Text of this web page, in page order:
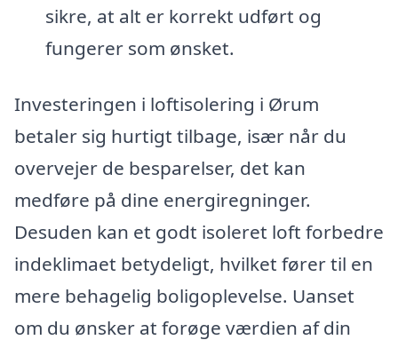
sikre, at alt er korrekt udført og
fungerer som ønsket.
Investeringen i loftisolering i Ørum
betaler sig hurtigt tilbage, især når du
overvejer de besparelser, det kan
medføre på dine energiregninger.
Desuden kan et godt isoleret loft forbedre
indeklimaet betydeligt, hvilket fører til en
mere behagelig boligoplevelse. Uanset
om du ønsker at forøge værdien af din